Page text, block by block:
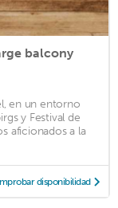
balcony
en un entorno
y Festival de
aficionados a la
disponibilidad